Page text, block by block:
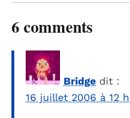
6 comments
Bridge dit :
16 juillet 2006 à 12